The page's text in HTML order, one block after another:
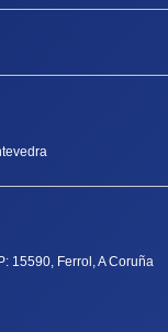
15590, Ferrol, A Coruña